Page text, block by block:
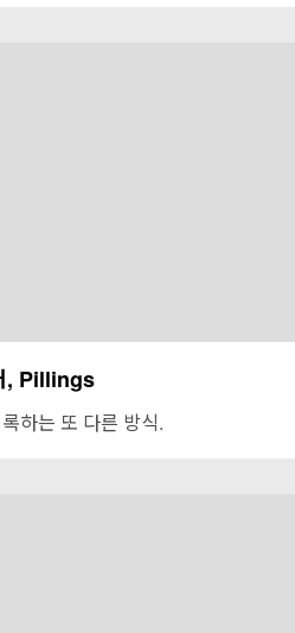
, Pillings
하는 또 다른 방식.